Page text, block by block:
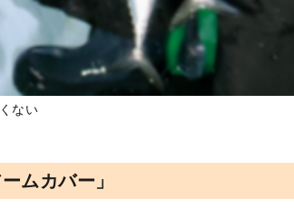
ない
ムカバー」